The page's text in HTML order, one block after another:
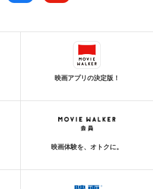
映画アプリの決定版！
映画体験を、オトクに。